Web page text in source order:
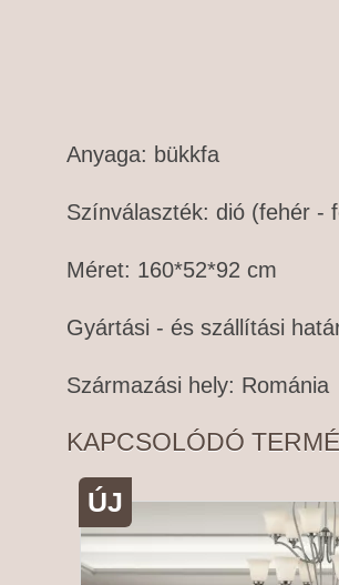
Anyaga: bükkfa
Színválaszték: dió (fehér -
Méret: 160*52*92 cm
Gyártási - és szállítási
Származási hely: Románia
KAPCSOLÓDÓ
ÚJ